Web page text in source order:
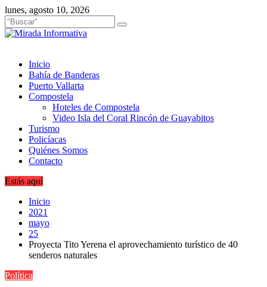
Saltar
al
contenido
lunes, agosto 10, 2026
Inicio
Bahía de Banderas
Puerto Vallarta
Compostela
Hoteles de Compostela
Video Isla del Coral Rincón de Guayabitos
Turismo
Policíacas
Quiénes Somos
Contacto
Estás aquí
Inicio
2021
mayo
25
Proyecta Tito Yerena el aprovechamiento turístico de 40
senderos naturales
Política